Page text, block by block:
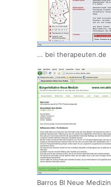
... bei therapeuten.de
Barros BI Neue Medizin